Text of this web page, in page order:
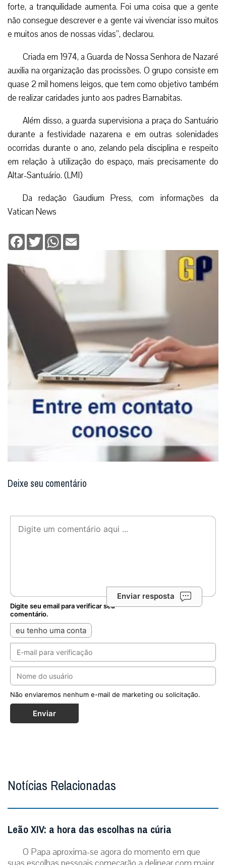
forte, a tranquilidade aumenta. Foi uma coisa que a gente
não consegue descrever e a gente vai vivenciar isso muitos
e muitos anos de nossas vidas”, declarou.
Criada em 1974, a Guarda de Nossa Senhora de Nazaré
auxilia na organização das procissões. O grupo consiste em
quase 2 mil homens leigos, que tem como objetivo também
de realizar caridades junto aos padres Barnabitas.
Além disso, a guarda supervisiona a praça do Santuário
durante a festividade nazarena e em outras solenidades
ocorridas durante o ano, zelando pela disciplina e respeito
em relação à utilização do espaço, mais precisamente do
Altar-Santuário. (LMI)
Da redação Gaudium Press, com informações da
Vatican News
Facebook
TwitterWhatsApp
Deixe seu comentário
Enviar resposta
Digite seu email para verificar seu
comentário.
eu tenho uma conta
Não enviaremos nenhum e-mail de marketing ou solicitação.
Enviar
Notícias Relacionadas
Leão XIV: a hora das escolhas na cúria
O Papa aproxima-se agora do momento em que